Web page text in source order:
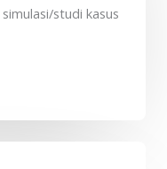
studi kasus